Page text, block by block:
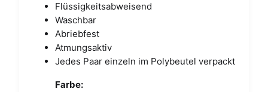
Flüssigkeitsabweisend
Waschbar
Abriebfest
Atmungsaktiv
Jedes Paar einzeln im Polybeutel verpackt
Farbe: